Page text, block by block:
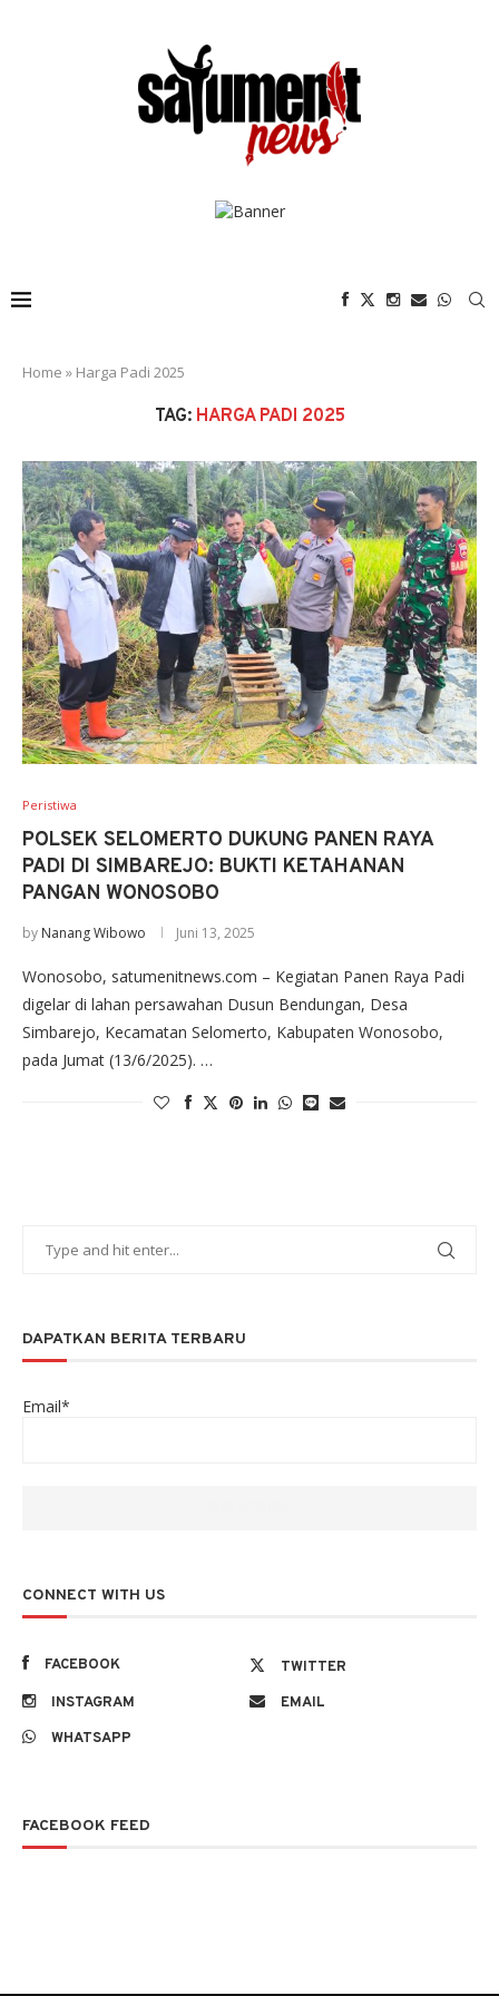
Home » Harga Padi 2025
TAG: HARGA PADI 2025
Peristiwa
POLSEK SELOMERTO DUKUNG PANEN RAYA
PADI DI SIMBAREJO: BUKTI KETAHANAN
PANGAN WONOSOBO
by Nanang Wibowo Juni 13, 2025
Wonosobo, satumenitnews.com – Kegiatan Panen Raya Padi
digelar di lahan persawahan Dusun Bendungan, Desa
Simbarejo, Kecamatan Selomerto, Kabupaten Wonosobo,
pada Jumat (13/6/2025). …
DAPATKAN BERITA TERBARU
Email*
CONNECT WITH US
FACEBOOK
TWITTER
INSTAGRAM
EMAIL
WHATSAPP
FACEBOOK FEED